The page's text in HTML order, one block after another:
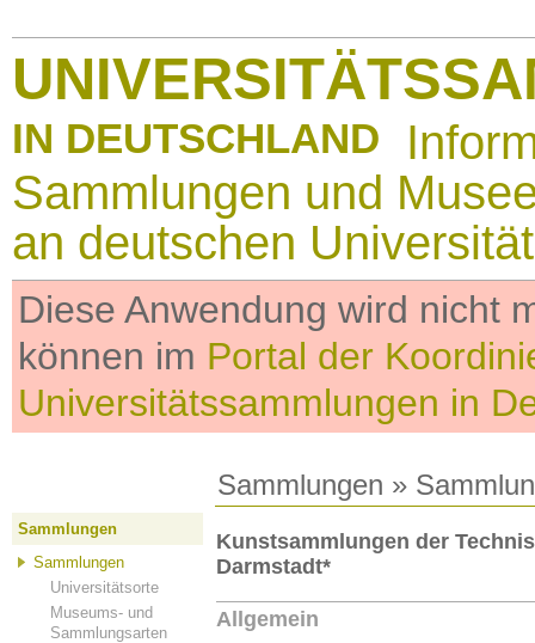
IN DEUTSCHLAND
Sammlungen und
an deutschen
Diese Anwendung wird nicht
können im Portal der
Universitätssammlungen in
Sammlungen »
Sammlungen
Sammlungen
Universitätsorte
Museums- und
Sammlungsarten
Kunstsammlungen der
Darmstadt*
Allgemein